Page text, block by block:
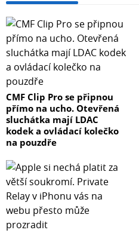
CMF Clip Pro se připnou
přímo na ucho. Otevřená
sluchátka mají LDAC
kodek a ovládací kolečko
na pouzdře